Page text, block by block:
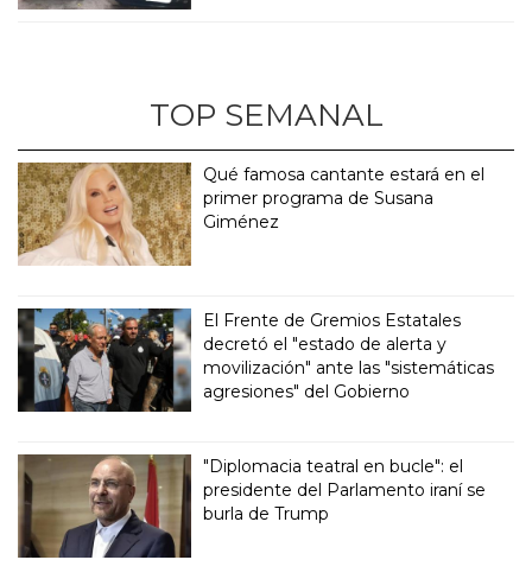
TOP SEMANAL
Qué famosa cantante estará en el
primer programa de Susana
Giménez
El Frente de Gremios Estatales
decretó el "estado de alerta y
movilización" ante las "sistemáticas
agresiones" del Gobierno
"Diplomacia teatral en bucle": el
presidente del Parlamento iraní se
burla de Trump